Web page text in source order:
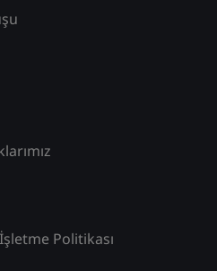
Politikası